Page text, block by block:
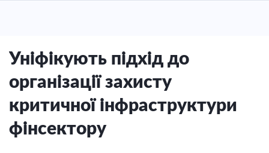
Уніфікують підхід до
організації захисту
критичної інфраструктури
фінсектору